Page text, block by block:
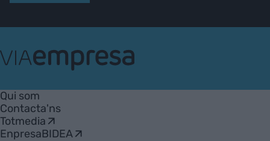
Empresa
Qui som
Contacta'ns
Totmedia
EnpresaBIDEA